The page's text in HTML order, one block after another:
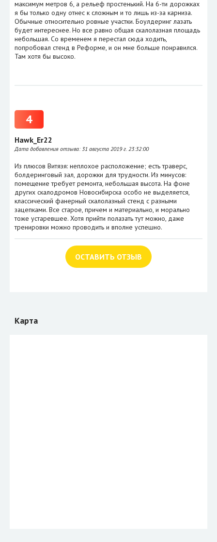
максимум метров 6, а рельеф простенький. На 6-ти дорожках
я бы только одну отнес к сложным и то лишь из-за карниза.
Обычные относительно ровные участки. Боулдеринг лазать
будет интереснее. Но все равно общая скалолазная площадь
небольшая. Со временем я перестал сюда ходить,
попробовал стенд в Реформе, и он мне больше понравился.
Там хотя бы высоко.
Hawk_Er22
Дата добавления отзыва: 31 августа 2019 г. 23:32:00
4
Из плюсов Витязя: неплохое расположение; есть траверс,
болдеринговый зал, дорожки для трудности. Из минусов:
помещение требует ремонта, небольшая высота. На фоне
других скалодромов Новосибирска особо не выделяется,
классический фанерный скалолазный стенд с разными
зацепками. Все старое, причем и материально, и морально
тоже устаревшее. Хотя прийти полазать тут можно, даже
тренировки можно проводить и вполне успешно.
ОСТАВИТЬ ОТЗЫВ
Карта